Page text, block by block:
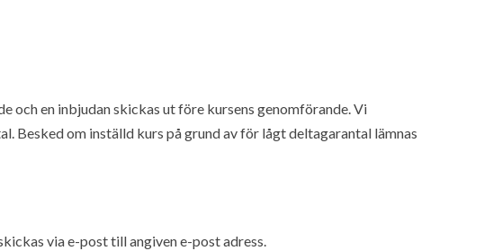
och en inbjudan skickas ut före kursens genomförande. Vi
Besked om inställd kurs på grund av för lågt deltagarantal lämnas
via e-post till angiven e-post adress.